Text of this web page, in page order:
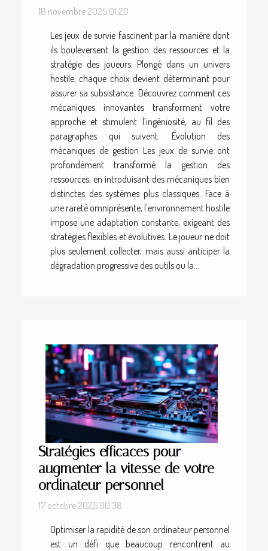
18 novembre 2025 01:20
Les jeux de survie fascinent par la manière dont
ils bouleversent la gestion des ressources et la
stratégie des joueurs. Plongé dans un univers
hostile, chaque choix devient déterminant pour
assurer sa subsistance. Découvrez comment ces
mécaniques innovantes transforment votre
approche et stimulent l’ingéniosité, au fil des
paragraphes qui suivent. Évolution des
mécaniques de gestion Les jeux de survie ont
profondément transformé la gestion des
ressources, en introduisant des mécaniques bien
distinctes des systèmes plus classiques. Face à
une rareté omniprésente, l'environnement hostile
impose une adaptation constante, exigeant des
stratégies flexibles et évolutives. Le joueur ne doit
plus seulement collecter, mais aussi anticiper la
dégradation progressive des outils ou la...
Stratégies efficaces pour
augmenter la vitesse de votre
ordinateur personnel
17 octobre 2025 00:38
Optimiser la rapidité de son ordinateur personnel
est un défi que beaucoup rencontrent au